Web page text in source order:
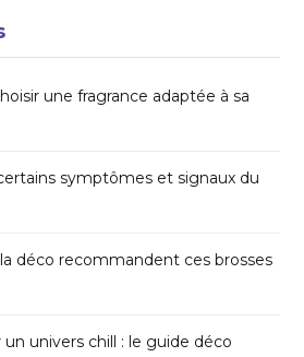
une fragrance adaptée à sa
symptômes et signaux du
déco recommandent ces brosses
un univers chill : le guide déco